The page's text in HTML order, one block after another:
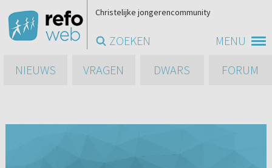
MENU
Christelijke jongerencommunity
ZOEKEN
NIEUWS
VRAGEN DWARS FORUM